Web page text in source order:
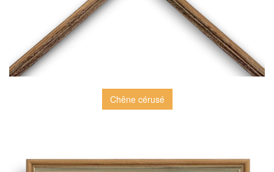
Chêne cérusé